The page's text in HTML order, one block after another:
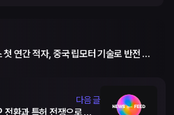
첫 연간 적자, 중국 립모터 기술로 반전 노
다음 글
환과 특허 전쟁으로 생존